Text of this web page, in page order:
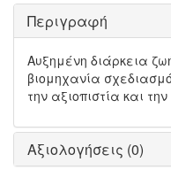
Περιγραφή
Αυξημένη διάρκεια
βιομηχανία
την αξιοπιστία και
Αξιολογήσεις (0)